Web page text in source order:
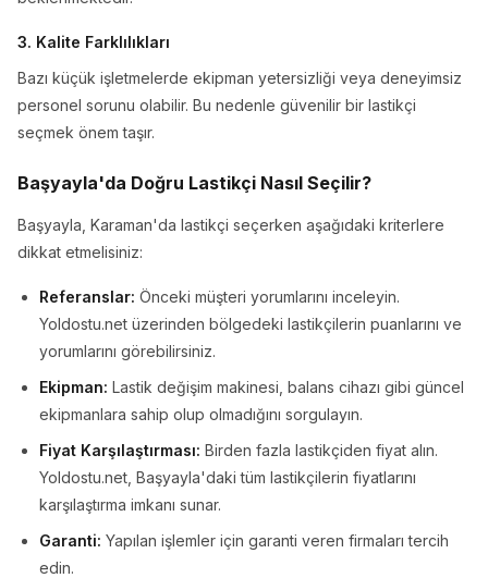
3. Kalite Farklılıkları
Bazı küçük işletmelerde ekipman yetersizliği veya deneyimsiz
personel sorunu olabilir. Bu nedenle güvenilir bir lastikçi
seçmek önem taşır.
Başyayla'da Doğru Lastikçi Nasıl Seçilir?
Başyayla, Karaman'da lastikçi seçerken aşağıdaki kriterlere
dikkat etmelisiniz:
Referanslar: Önceki müşteri yorumlarını inceleyin.
Yoldostu.net üzerinden bölgedeki lastikçilerin puanlarını ve
yorumlarını görebilirsiniz.
Ekipman: Lastik değişim makinesi, balans cihazı gibi güncel
ekipmanlara sahip olup olmadığını sorgulayın.
Fiyat Karşılaştırması: Birden fazla lastikçiden fiyat alın.
Yoldostu.net, Başyayla'daki tüm lastikçilerin fiyatlarını
karşılaştırma imkanı sunar.
Garanti: Yapılan işlemler için garanti veren firmaları tercih
edin.